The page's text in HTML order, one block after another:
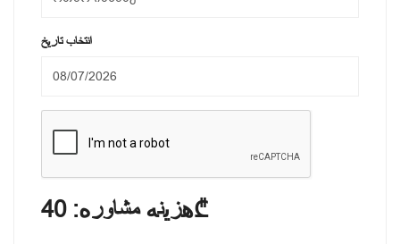
انتخاب تاریخ
هزینه مشاوره:40₾